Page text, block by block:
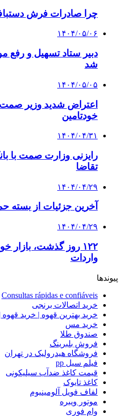
چرا صادرات فرش
۱۴۰۴/۰۵/۰۶
دبیر ستاد تسهیل و رفع
شد
۱۴۰۴/۰۵/۰۵
اعتراض شدید وزیر
خودتامین
۱۴۰۴/۰۴/۳۱
رایزنی وزارت صمت با
تقاضا
۱۴۰۴/۰۴/۲۹
آخرین جزئیات از بسته
۱۴۰۴/۰۴/۲۹
۱۲۲ روز گذشت، بازار
واردات
پیوندها
Consultas rápidas e confiáveis
خرید اتصالات برنجی
خرید بهترین قهوه | خرید
خرید مس
صندوق طلا
فروش بلبرینگ
فروشگاه هیدرولیک در تهران
فیلم سیل pp
قیمت کاغذ ضدآب سیلیکونی
کاغذ تایوک
لفاف فویل آلومینیوم
موتور ویبره
وام فوری